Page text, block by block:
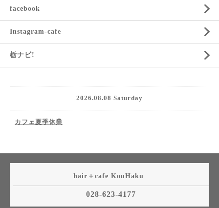
facebook
Instagram-cafe
栃ナビ!
2026.08.08 Saturday
カフェ夏季休業
hair＋cafe KouHaku
028-623-4177